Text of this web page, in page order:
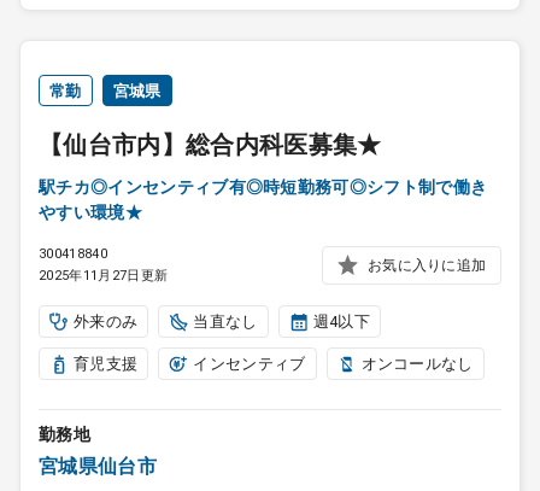
常勤 宮城県
【仙台市内】総合内科医募集★
駅チカ◎インセンティブ有◎時短勤務可◎シフト制で働き
やすい環境★
300418840
2025年11月27日更新
お気に入りに追加
外来のみ 当直なし 週4以下
育児支援 インセンティブ オンコールなし
勤務地
宮城県仙台市